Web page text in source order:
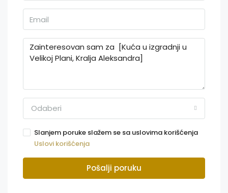
Odaberi
Slanjem poruke slažem se sa uslovima korišćenja
Uslovi korišćenja
Pošalji poruku